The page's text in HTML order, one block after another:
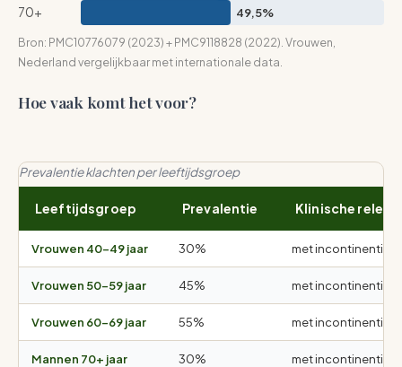
70+ 49,5%
Bron: PMC10776079 (2023) + PMC9118828 (2022). Vrouwen,
Nederland vergelijkbaar met internationale data.
Hoe vaak komt het voor?
Prevalentie klachten per leeftijdsgroep
Leeftijdsgroep Prevalentie Klinische
Vrouwen 40-49 jaar 30% met incontinentie
Vrouwen 50-59 jaar 45% met incontinentie
Vrouwen 60-69 jaar 55% met incontinentie
Mannen 70+ jaar 30% met incontinentie